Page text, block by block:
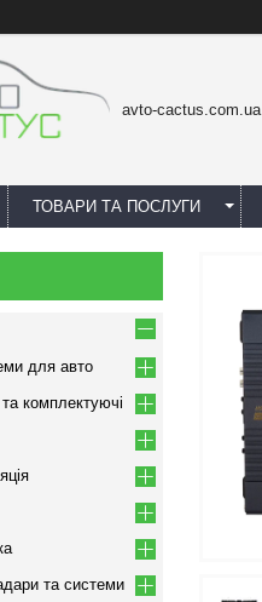
avto-cactus.com.ua
ТОВАРИ ТА ПОСЛУГИ
для авто
комплектуючі
та системи